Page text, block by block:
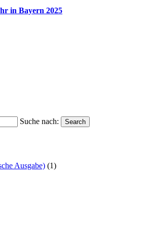
in Bayern 2025
Suche nach: Search
Ausgabe) (1)